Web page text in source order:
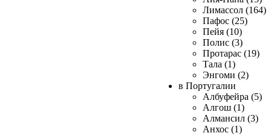
Лимассол (164)
Пафос (25)
Пейя (10)
Полис (3)
Протарас (19)
Тала (1)
Энгоми (2)
в Португалии
Албуфейра (5)
Алгош (1)
Алмансил (3)
Анхос (1)